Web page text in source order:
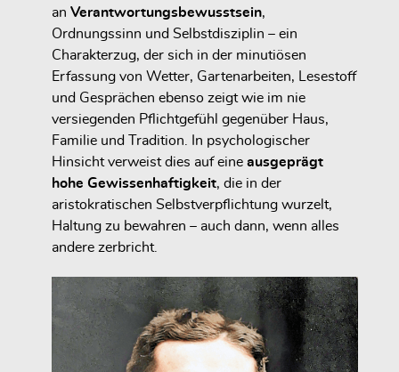
an Verantwortungsbewusstsein,
Ordnungssinn und Selbstdisziplin – ein
Charakterzug, der sich in der minutiösen
Erfassung von Wetter, Gartenarbeiten, Lesestoff
und Gesprächen ebenso zeigt wie im nie
versiegenden Pflichtgefühl gegenüber Haus,
Familie und Tradition. In psychologischer
Hinsicht verweist dies auf eine ausgeprägt
hohe Gewissenhaftigkeit, die in der
aristokratischen Selbstverpflichtung wurzelt,
Haltung zu bewahren – auch dann, wenn alles
andere zerbricht.